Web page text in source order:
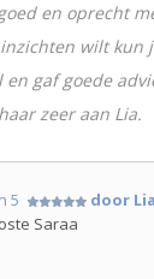
en oprecht
wilt kun
en gaf goede
zeer aan Lia.
5 door Lia
Saraa